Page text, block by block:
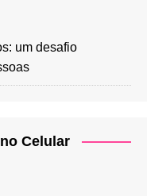
um desafio
Celular